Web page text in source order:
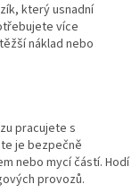
který usnadní
více
náklad nebo
pracujete s
je bezpečně
nebo mycí částí. Hodí
provozů.